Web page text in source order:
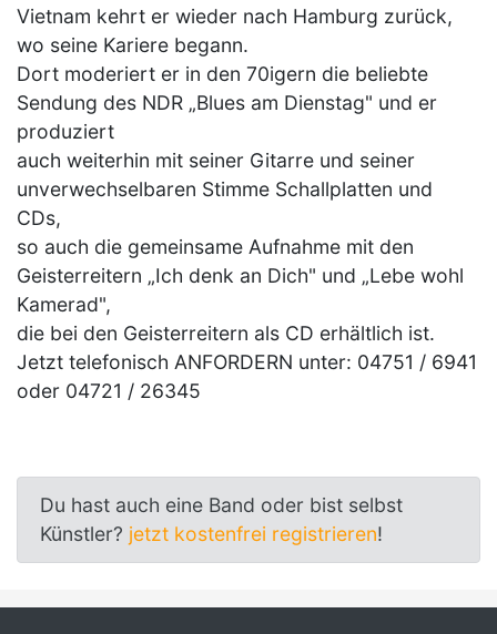
Vietnam kehrt er wieder nach Hamburg zurück,
wo seine Kariere begann.
Dort moderiert er in den 70igern die beliebte
Sendung des NDR „Blues am Dienstag" und er
produziert
auch weiterhin mit seiner Gitarre und seiner
unverwechselbaren Stimme Schallplatten und
CDs,
so auch die gemeinsame Aufnahme mit den
Geisterreitern „Ich denk an Dich" und „Lebe wohl
Kamerad",
die bei den Geisterreitern als CD erhältlich ist.
Jetzt telefonisch ANFORDERN unter: 04751 / 6941
oder 04721 / 26345
Du hast auch eine Band oder bist selbst
Künstler? jetzt kostenfrei registrieren!